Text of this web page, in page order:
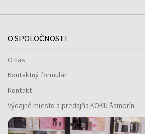
O SPOLOČNOSTI
O nás
Kontaktný formulár
Kontakt
Výdajné miesto a predajňa KOKU Šamorín